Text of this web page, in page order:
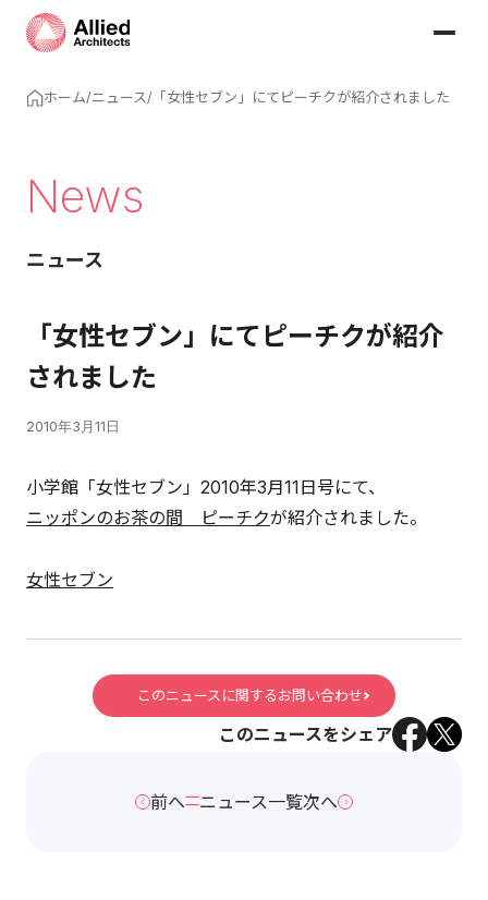
ホーム/ニュース/ 「女性セブン」にてピーチクが紹介されました
News
ニュース
「女性セブン」にてピーチクが紹介
されました
2010年3月11日
小学館「女性セブン」2010年3月11日号にて、
ニッポンのお茶の間 ピーチクが紹介されました。
女性セブン
このニュースに関するお問い合わせ
このニュースをシェア
前へ ニュース一覧次へ